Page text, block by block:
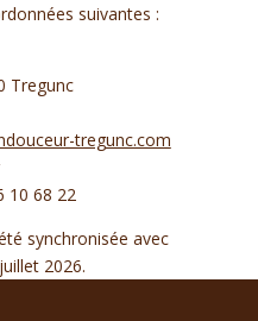
suivantes :
Tregunc
tregunc.com
10 68 22
synchronisée avec
2026.